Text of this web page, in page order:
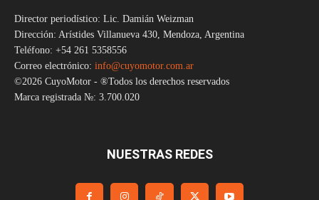
Director periodístico: Lic. Damián Weizman
Dirección: Arístides Villanueva 430, Mendoza, Argentina
Teléfono: +54 261 5358556
Correo electrónico: info@cuyomotor.com.ar
©2026 CuyoMotor - ®Todos los derechos reservados
Marca registrada №: 3.700.020
NUESTRAS REDES